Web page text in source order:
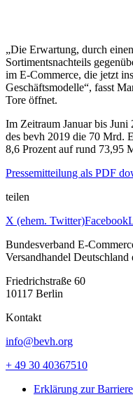
„Die Erwartung, durch
Sortimentsnachteils
im E-Commerce, die jetzt
Geschäftsmodelle“, fasst
Tore öffnet.
Im Zeitraum Januar bis
des bevh 2019 die 70 Mrd.
8,6 Prozent auf rund 73,95
Pressemitteilung als PDF
teilen
X (ehem. Twitter)Facebook
Bundesverband E-
Versandhandel Deutschland
Friedrichstraße 60
10117 Berlin
Kontakt
info@bevh.org
+ 49 30 40367510
Erklärung zur